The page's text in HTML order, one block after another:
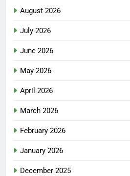
August 2026
July 2026
June 2026
May 2026
April 2026
March 2026
February 2026
January 2026
December 2025